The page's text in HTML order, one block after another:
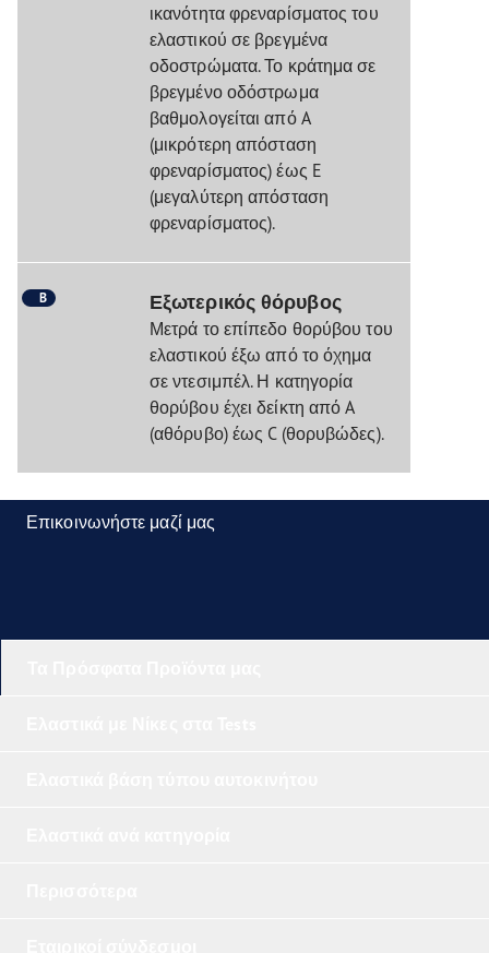
ικανότητα φρεναρίσματος του
ελαστικού σε βρεγμένα
οδοστρώματα. Το κράτημα σε
βρεγμένο οδόστρωμα
βαθμολογείται από A
(μικρότερη απόσταση
φρεναρίσματος) έως E
(μεγαλύτερη απόσταση
φρεναρίσματος).
B Εξωτερικός θόρυβος
Μετρά το επίπεδο θορύβου του
ελαστικού έξω από το όχημα
σε ντεσιμπέλ. Η κατηγορία
θορύβου έχει δείκτη από A
(αθόρυβο) έως C (θορυβώδες).
Επικοινωνήστε μαζί μας